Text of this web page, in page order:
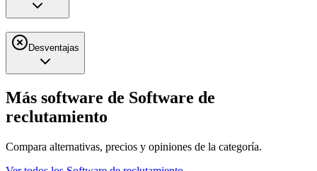
Desventajas
Más software de Software de
reclutamiento
Compara alternativas, precios y opiniones de la categoría.